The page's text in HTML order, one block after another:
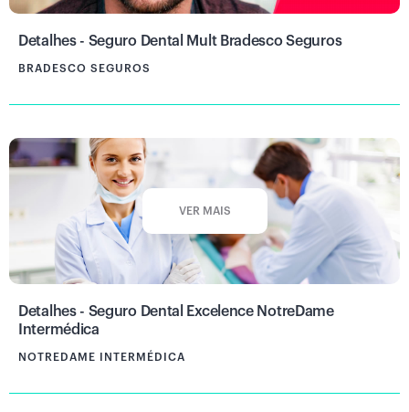
Detalhes - Seguro Dental Mult Bradesco Seguros
BRADESCO SEGUROS
VER MAIS
Detalhes - Seguro Dental Excelence NotreDame
Intermédica
NOTREDAME INTERMÉDICA